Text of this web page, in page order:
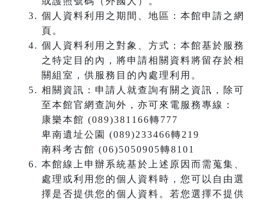
個人資料利用之期間、地區：本館申請之網
頁。
個人資料利用之對象、方式：本館基於服務
之特定目的內，將申請相關資料將留存於相
關組室，供服務目的內處理利用。
相關資訊：申請人就查詢有關之資訊，除可
至本館官網查詢外，亦可來電服務專線：
康樂本館 (089)381166轉777
卑南遺址公園 (089)233466轉219
南科考古館 (06)5050905轉8101
本館線上申辦系統基於上述原因而需蒐集、
處理或利用您的個人資料時，您可以自由選
擇是否提供您的個人資料。若您選擇不提供